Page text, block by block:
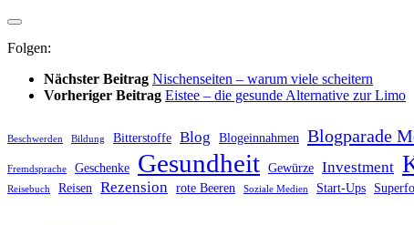
Folgen:
Nächster Beitrag Nischenseiten – warum viele scheitern
Vorheriger Beitrag Eistee – die gesunde Alternative zur Limo
Beschwerden Bildung Bitterstoffe Blog Blogeinnahmen Blogparade
Fremdsprache Geschenke Gesundheit Gewürze Investment
Reisebuch Reisen Rezension rote Beeren Soziale Medien Start-Ups